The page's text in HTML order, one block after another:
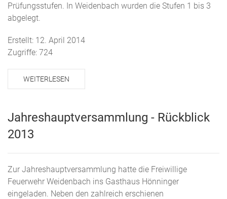
Prüfungsstufen. In Weidenbach wurden die Stufen 1 bis 3
abgelegt.
Erstellt: 12. April 2014
Zugriffe: 724
WEITERLESEN
Jahreshauptversammlung - Rückblick
2013
Zur Jahreshauptversammlung hatte die Freiwillige
Feuerwehr Weidenbach ins Gasthaus Hönninger
eingeladen. Neben den zahlreich erschienen